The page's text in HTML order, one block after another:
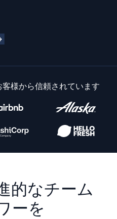
セキュリティを解放
様から信頼されています
的なチーム
ーを